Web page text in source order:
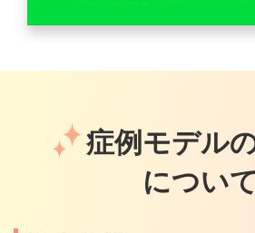
症例モデル
について